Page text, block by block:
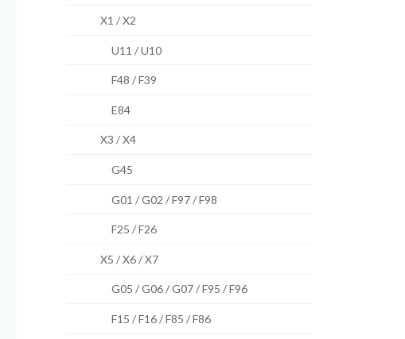
X1 / X2
U11 / U10
F48 / F39
E84
X3 / X4
G45
G01 / G02 / F97 / F98
F25 / F26
X5 / X6 / X7
G05 / G06 / G07 / F95 / F96
F15 / F16 / F85 / F86